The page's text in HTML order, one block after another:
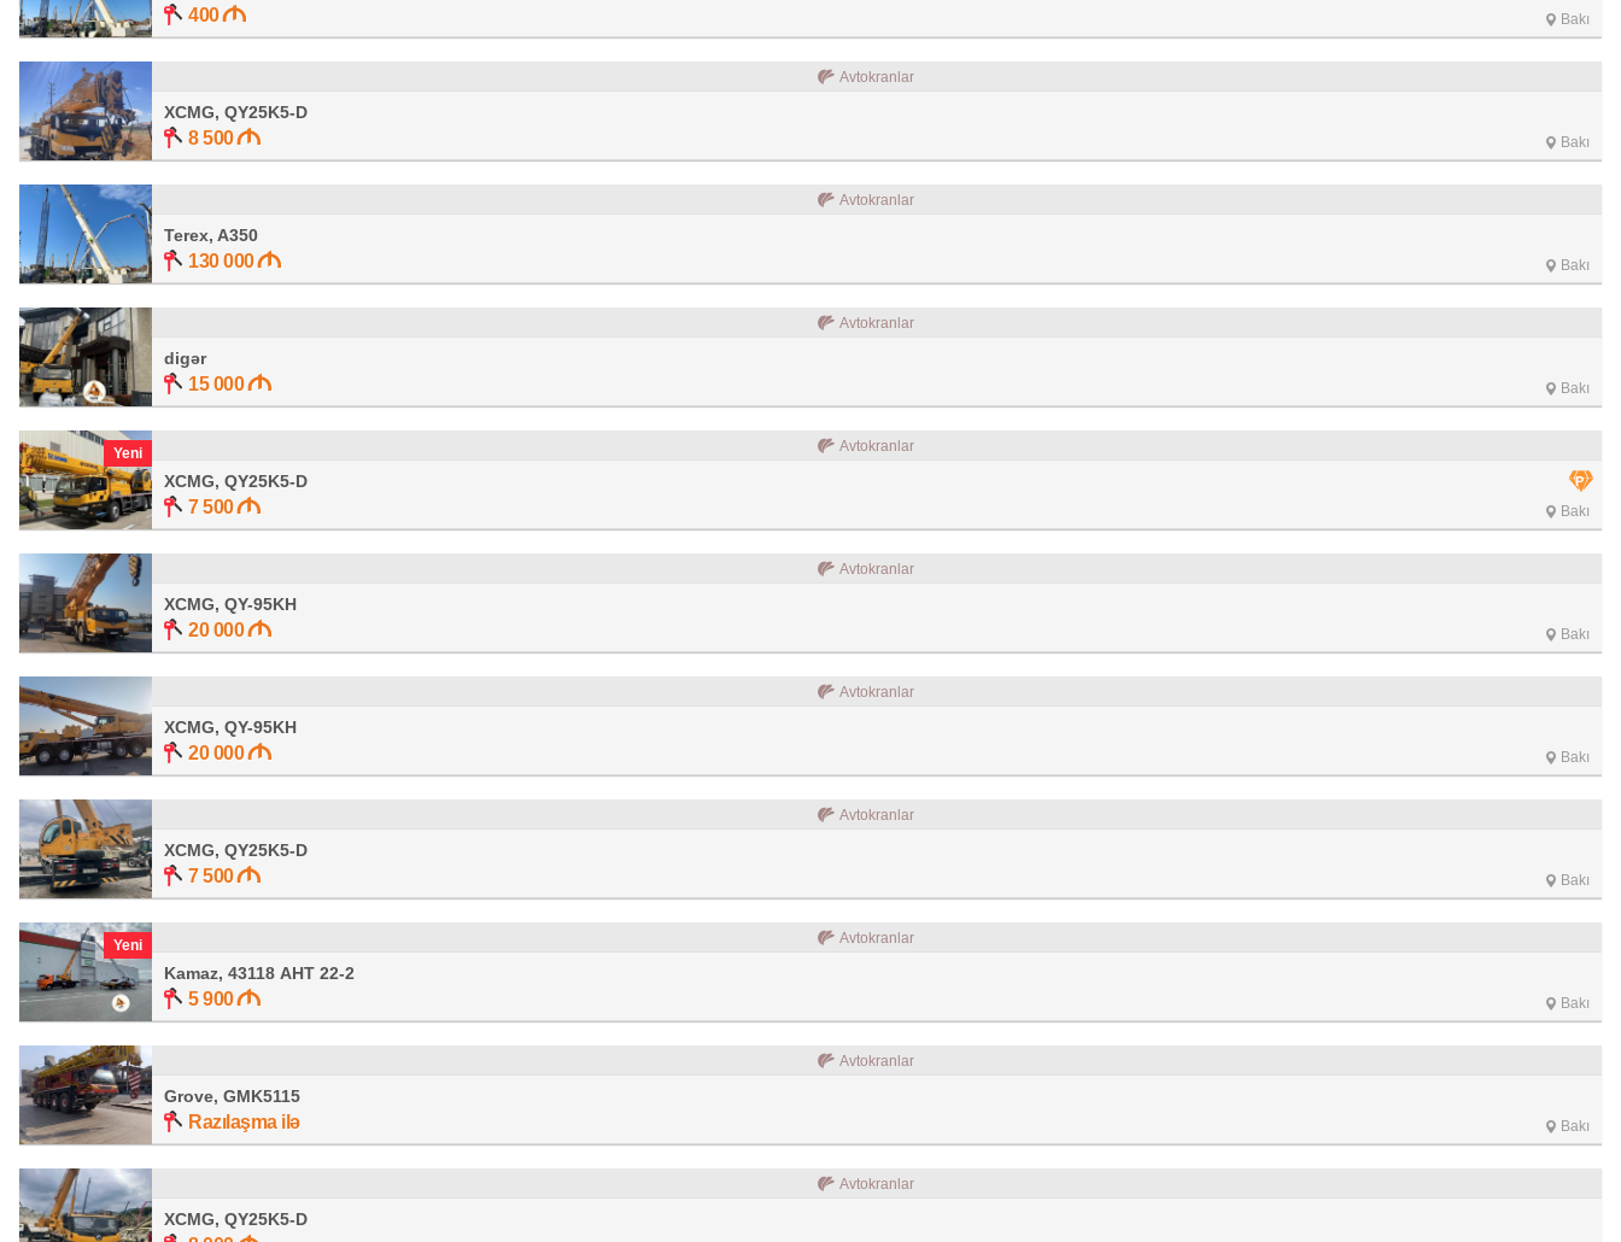
400 Bakı
Avtokranlar
XCMG, QY25K5-D
8 500 Bakı
Avtokranlar
Terex, A350
130 000 Bakı
Avtokranlar
digər
15 000 Bakı
Yeni Avtokranlar
XCMG, QY25K5-D
7 500 Bakı
Avtokranlar
XCMG, QY-95KH
20 000 Bakı
Avtokranlar
XCMG, QY-95KH
20 000 Bakı
Avtokranlar
XCMG, QY25K5-D
7 500 Bakı
Yeni Avtokranlar
Kamaz, 43118 АНТ 22-2
5 900 Bakı
Avtokranlar
Grove, GMK5115
Razılaşma ilə Bakı
Avtokranlar
XCMG, QY25K5-D